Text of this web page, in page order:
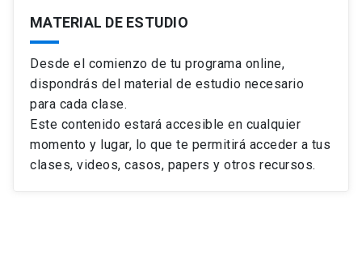
MATERIAL DE ESTUDIO
Desde el comienzo de tu programa online,
dispondrás del material de estudio necesario
para cada clase.
Este contenido estará accesible en cualquier
momento y lugar, lo que te permitirá acceder a tus
clases, videos, casos, papers y otros recursos.